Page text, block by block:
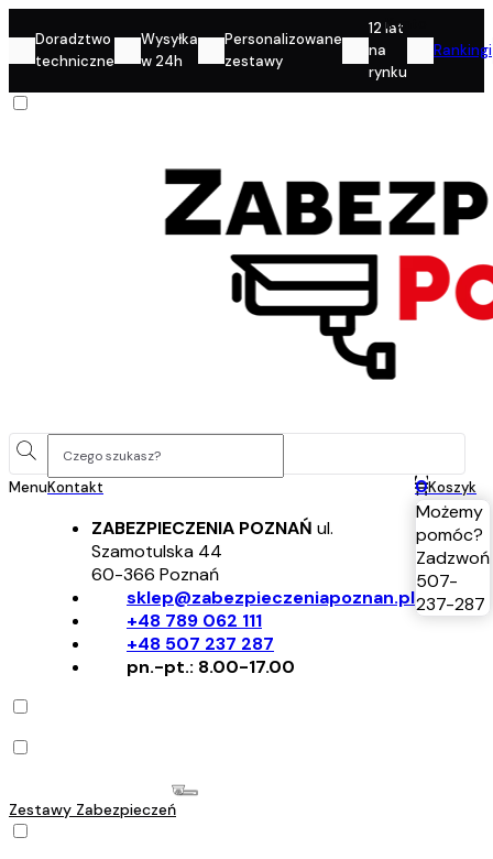
Doradztwo
techniczne
Wysyłka
w 24h
Personalizowane
zestawy
12 lat
na
rynku
Rankingi
MenuKontakt
ZABEZPIECZENIA POZNAŃ ul.
Szamotulska 44
60-366 Poznań
sklep@zabezpieczeniapoznan.pl
+48 789 062 111
+48 507 237 287
pn.-pt.: 8.00-17.00
Konto
0Koszyk
Możemy
pomóc?
Zadzwoń
507-
237-287
Zestawy Zabezpieczeń